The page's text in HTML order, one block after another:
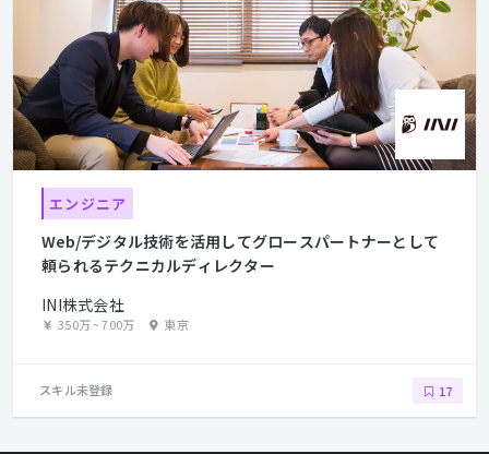
エンジニア
Web/デジタル技術を活用してグロースパートナーとして
頼られるテクニカルディレクター
INI株式会社
350万~700万 東京
スキル未登録 17